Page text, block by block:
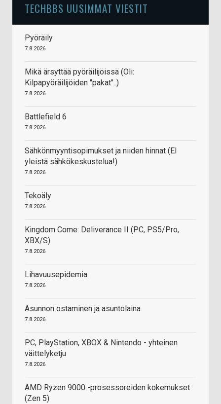
TECHBBS UUSIMMAT VIESTIT
Pyöräily
7.8.2026
Mikä ärsyttää pyöräilijöissä (Oli:
Kilpapyöräilijöiden "pakat"..)
7.8.2026
Battlefield 6
7.8.2026
Sähkönmyyntisopimukset ja niiden hinnat (EI
yleistä sähkökeskustelua!)
7.8.2026
Tekoäly
7.8.2026
Kingdom Come: Deliverance II (PC, PS5/Pro,
XBX/S)
7.8.2026
Lihavuusepidemia
7.8.2026
Asunnon ostaminen ja asuntolaina
7.8.2026
PC, PlayStation, XBOX & Nintendo - yhteinen
väittelyketju
7.8.2026
AMD Ryzen 9000 -prosessoreiden kokemukset
(Zen 5)